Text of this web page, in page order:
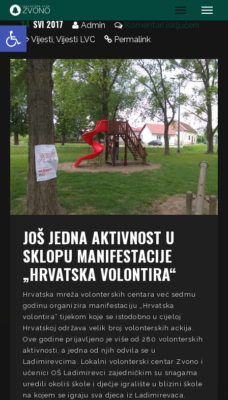
Open toolbar IK Zvono
24 SVI 2017 Admin
Komentari isključeni
Vijesti, Vijesti LVC Permalink
JOŠ JEDNA AKTIVNOST U
SKLOPU MANIFESTACIJE
„HRVATSKA VOLONTIRA“
Hrvatska mreža volonterskih centara već sedmu
godinu organizira manifestaciju „Hrvatska
volontira“ tijekom koje se istodobno u cijeloj
Hrvatskoj održava velik broj volonterskih ackija.
Ove godine prijavljeno je više od 280 volonterskih
aktivnosti, a jedna od njih odvila se u
Ladimirevcima. Lokalni volonterski centar Zvono i
učenici OŠ Ladimirevci zajedničkim su snagama
uredili okoliš škole i dječje igralište u blizini škole
na kojem se igraju sva djeca iz Ladimirevaca.